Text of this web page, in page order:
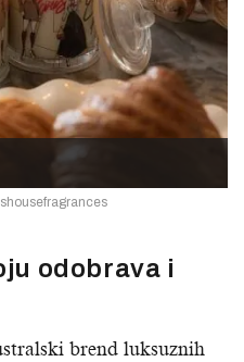
odobrava i
brend luksuznih